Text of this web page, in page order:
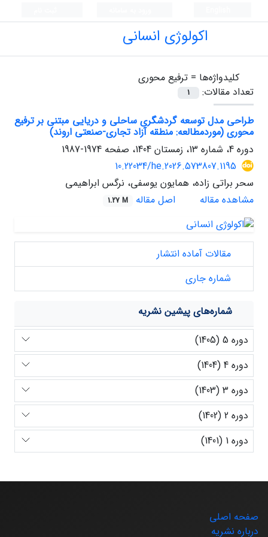
اکولوژی انسانی
کلیدواژه‌ها = ترفیع محوری
تعداد مقالات:
1
طراحی مدل توسعه گردشگری ساحلی و دریایی مبتنی بر ترفیع
محوری (موردمطالعه: منطقه آزاد تجاری-صنعتی اروند)
دوره 4، شماره 13، زمستان 1404، صفحه
1974-1987
10.22034/he.2026.573807.1195
سحر براتی زاده، همایون یوسفی، نرگس ابراهیمی
مشاهده مقاله
اصل مقاله 1.27 M
مقالات آماده انتشار
شماره جاری
شماره‌های پیشین نشریه
دوره 5 (1405)
دوره 4 (1404)
دوره 3 (1403)
دوره 2 (1402)
دوره 1 (1401)
صفحه اصلی
درباره نشریه